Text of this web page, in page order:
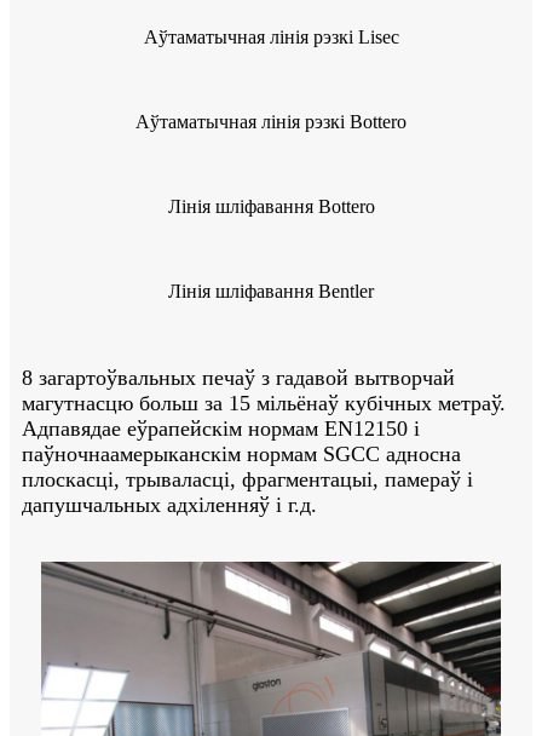
Аўтаматычная лінія рэзкі Lisec
Аўтаматычная лінія рэзкі Bottero
Лінія шліфавання Bottero
Лінія шліфавання Bentler
8 загартоўвальных печаў з гадавой вытворчай
магутнасцю больш за 15 мільёнаў кубічных метраў.
Адпавядае еўрапейскім нормам EN12150 і
паўночнаамерыканскім нормам SGCC адносна
плоскасці, трываласці, фрагментацыі, памераў і
дапушчальных адхіленняў і г.д.